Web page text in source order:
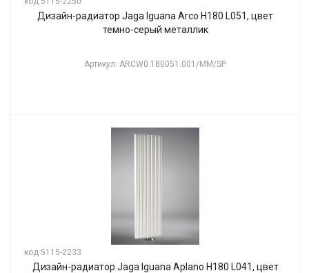
Дизайн-радиатор Jaga Iguana Arco H180 L051, цвет
темно-серый металлик
Артикул: ARCW0.180051.001/MM/SP
код 5115-2233
Дизайн-радиатор Jaga Iguana Aplano H180 L041, цвет